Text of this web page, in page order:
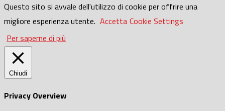
Questo sito si avvale dell'utilizzo di cookie per offrire una
migliore esperienza utente. Accetta Cookie Settings
Per saperne di più
Chiudi
Privacy Overview